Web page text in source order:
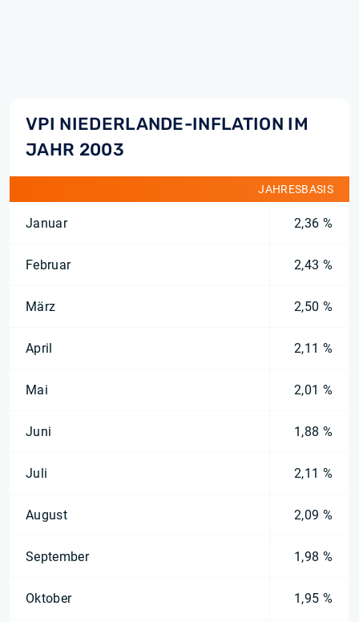
VPI NIEDERLANDE-INFLATION IM
JAHR 2003
JAHRESBASIS
Januar 2,36 %
Februar 2,43 %
März 2,50 %
April 2,11 %
Mai 2,01 %
Juni 1,88 %
Juli 2,11 %
August 2,09 %
September 1,98 %
Oktober 1,95 %